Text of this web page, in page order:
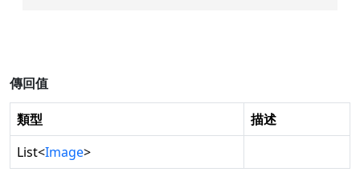
傳回值
類型
描述
List<Image>